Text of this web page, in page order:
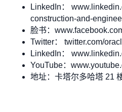
LinkedIn：
construction-and-
脸书：
Twitter： twitter.com/
LinkedIn：
YouTube：
地址：卡塔尔多哈塔 21